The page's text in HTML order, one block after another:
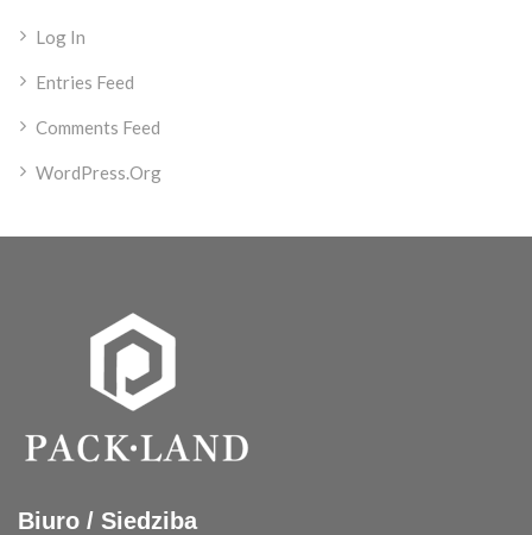
Log In
Entries Feed
Comments Feed
WordPress.org
Biuro / Siedziba